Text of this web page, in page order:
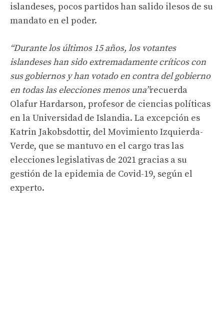
islandeses, pocos partidos han salido ilesos de su
mandato en el poder.
“Durante los últimos 15 años, los votantes
islandeses han sido extremadamente críticos con
sus gobiernos y han votado en contra del gobierno
en todas las elecciones menos una”recuerda
Olafur Hardarson, profesor de ciencias políticas
en la Universidad de Islandia. La excepción es
Katrin Jakobsdottir, del Movimiento Izquierda-
Verde, que se mantuvo en el cargo tras las
elecciones legislativas de 2021 gracias a su
gestión de la epidemia de Covid-19, según el
experto.